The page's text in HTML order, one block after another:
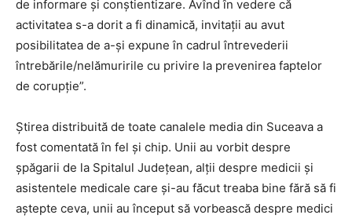
de informare și conștientizare. Avînd în vedere că
activitatea s-a dorit a fi dinamică, invitații au avut
posibilitatea de a-și expune în cadrul întrevederii
întrebările/nelămuririle cu privire la prevenirea faptelor
de corupție”.
Știrea distribuită de toate canalele media din Suceava a
fost comentată în fel și chip. Unii au vorbit despre
șpăgarii de la Spitalul Județean, alții despre medicii și
asistentele medicale care și-au făcut treaba bine fără să fi
aștepte ceva, unii au început să vorbească despre medici